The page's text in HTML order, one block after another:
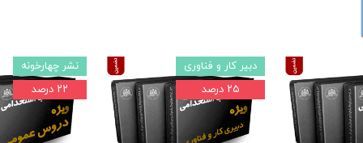
بسته تضمینی
مفید و موثر